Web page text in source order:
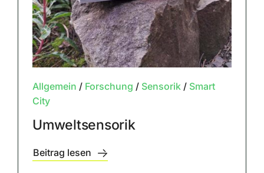
Allgemein / Forschung / Sensorik/ Smart
City
Umweltsensorik
Beitrag lesen